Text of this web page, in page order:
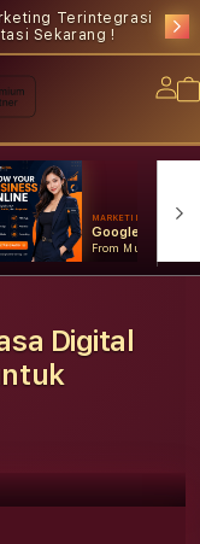
Terintegrasi
Sekarang !
MARKETING
Google Ads
From Mulai
Digital